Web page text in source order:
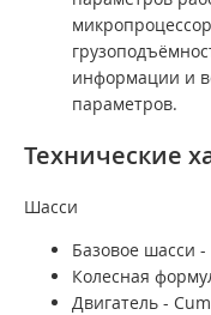
информации и
параметров.
Технические
Шасси
Базовое шасси
Колесная
Двигатель -